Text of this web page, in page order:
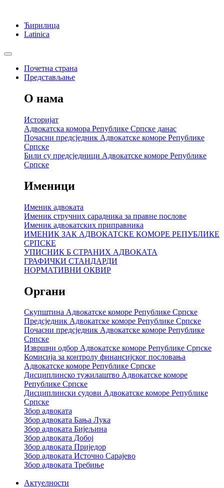
Ћирилица
Latinica
Почетна страна
Представљање
О нама
Историјат
Адвокатска комора Републике Српске данас
Почасни предсједник Адвокатске коморе Републике
Српске
Били су предсједници Адвокатске коморе Републике
Српске
Именици
Именик адвоката
Именик стручних сарадника за правне послове
Именик адвокатских приправника
ИМЕНИК ЗАК АДВОКАТСКЕ КОМОРЕ РЕПУБЛИКЕ
СРПСКЕ
УПИСНИК Б СТРАНИХ АДВОКАТА
ГРАФИЧКИ СТАНДАРДИ
НОРМАТИВНИ ОКВИР
Органи
Скупштина Адвокатске коморе Републике Српске
Предсједник Адвокатске коморе Републике Српске
Почасни предсједник Адвокатске коморе Републике
Српске
Извршни одбор Адвокатске коморе Републике Српске
Комисија за контролу финансијског пословања
Адвокатске коморе Републике Српске
Дисциплинско тужилаштво Адвокатске коморе
Републике Српске
Дисциплински судови Адвокатске коморе Републике
Српске
Збор адвоката
Збор адвоката Бања Лука
Збор адвоката Бијељина
Збор адвоката Добој
Збор адвоката Приједор
Збор адвоката Источно Сарајево
Збор адвоката Требиње
Актуелности